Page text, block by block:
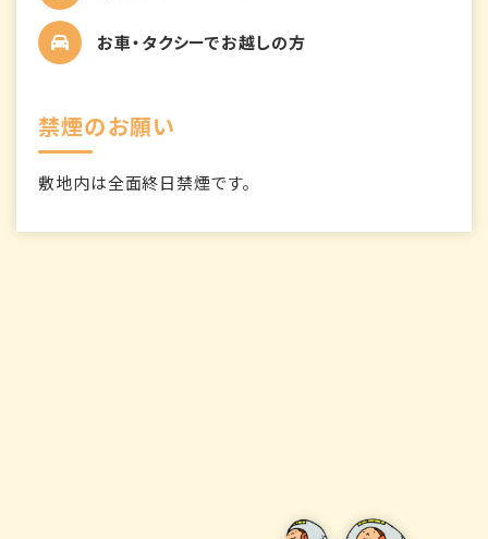
お車・タクシーでお越しの方
禁煙のお願い
敷地内は全面終日禁煙です。